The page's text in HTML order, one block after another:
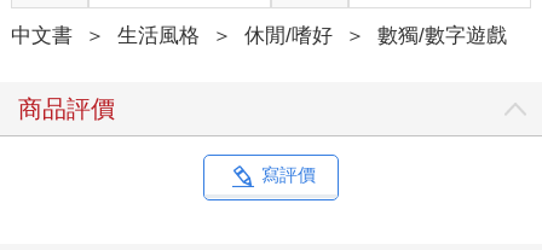
中文書 ＞ 生活風格 ＞ 休閒/嗜好 ＞ 數獨/數字遊戲
商品評價
寫評價